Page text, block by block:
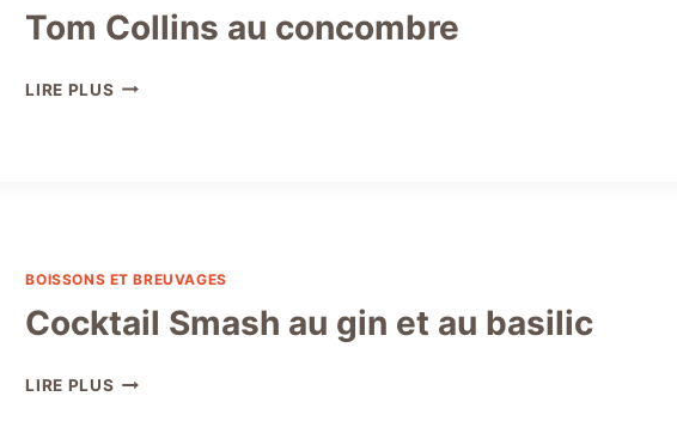
PARFAITE
Tom Collins au concombre
LIRE PLUS TOM
BOISSONS ET BREUVAGES
Cocktail Smash au gin et au basilic
LIRE PLUS COCKTAIL